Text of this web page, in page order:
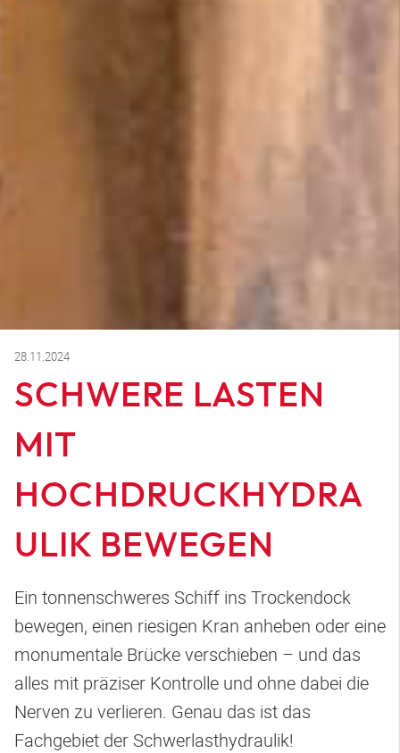
28.11.2024
SCHWERE LASTEN
MIT
HOCHDRUCKHYDRA
ULIK BEWEGEN
Ein tonnenschweres Schiff ins Trockendock
bewegen, einen riesigen Kran anheben oder eine
monumentale Brücke verschieben – und das
alles mit präziser Kontrolle und ohne dabei die
Nerven zu verlieren. Genau das ist das
Fachgebiet der Schwerlasthydraulik!